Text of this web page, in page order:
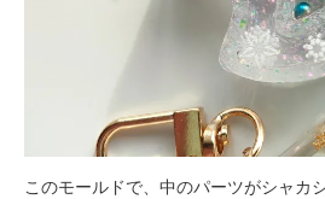
このモールドで、中のパーツがシャカ